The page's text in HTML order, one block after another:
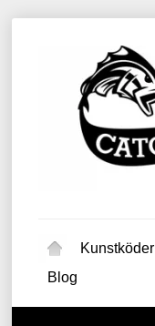
Kunstköder
Blog